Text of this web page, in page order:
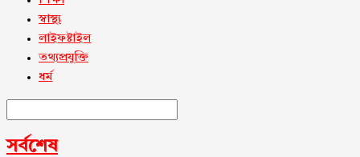
স্বাস্থ্য
লাইফষ্টাইল
তথ্যপ্রযুক্তি
ধর্ম
সর্বশেষ